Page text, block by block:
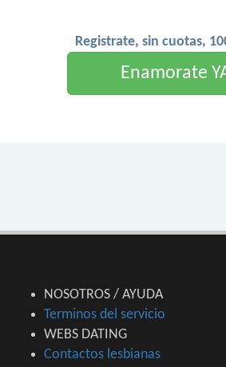
Registrate, sin cuotas,
Enamorate
NOSOTROS / AYUDA
Terminos del servicio
WEBS DATING
Contactos lesbianas